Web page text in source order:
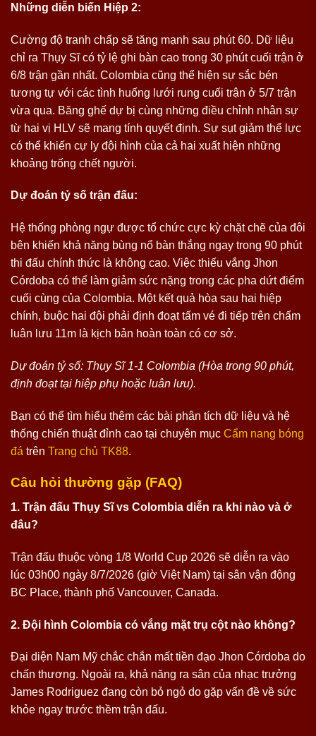
Những diễn biến Hiệp 2:
Cường độ tranh chấp sẽ tăng mạnh sau phút 60. Dữ liệu
chỉ ra Thụy Sĩ có tỷ lệ ghi bàn cao trong 30 phút cuối trận ở
6/8 trận gần nhất. Colombia cũng thể hiện sự sắc bén
tương tự với các tình huống lưới rung cuối trận ở 5/7 trận
vừa qua. Băng ghế dự bị cùng những điều chỉnh nhân sự
từ hai vị HLV sẽ mang tính quyết định. Sự sụt giảm thể lực
có thể khiến cự ly đội hình của cả hai xuất hiện những
khoảng trống chết người.
Dự đoán tỷ số trận đấu:
Hệ thống phòng ngự được tổ chức cực kỳ chặt chẽ của đôi
bên khiến khả năng bùng nổ bàn thắng ngay trong 90 phút
thi đấu chính thức là không cao. Việc thiếu vắng Jhon
Córdoba có thể làm giảm sức nặng trong các pha dứt điểm
cuối cùng của Colombia. Một kết quả hòa sau hai hiệp
chính, buộc hai đội phải định đoạt tấm vé đi tiếp trên chấm
luân lưu 11m là kịch bản hoàn toàn có cơ sở.
Dự đoán tỷ số: Thụy Sĩ 1-1 Colombia (Hòa trong 90 phút,
định đoạt tại hiệp phụ hoặc luân lưu).
Bạn có thể tìm hiểu thêm các bài phân tích dữ liệu và hệ
thống chiến thuật đỉnh cao tại chuyên mục Cẩm nang bóng
đá trên Trang chủ TK88.
Câu hỏi thường gặp (FAQ)
1. Trận đấu Thụy Sĩ vs Colombia diễn ra khi nào và ở
đâu?
Trận đấu thuộc vòng 1/8 World Cup 2026 sẽ diễn ra vào
lúc 03h00 ngày 8/7/2026 (giờ Việt Nam) tại sân vận động
BC Place, thành phố Vancouver, Canada.
2. Đội hình Colombia có vắng mặt trụ cột nào không?
Đại diện Nam Mỹ chắc chắn mất tiền đạo Jhon Córdoba do
chấn thương. Ngoài ra, khả năng ra sân của nhạc trưởng
James Rodriguez đang còn bỏ ngỏ do gặp vấn đề về sức
khỏe ngay trước thềm trận đấu.